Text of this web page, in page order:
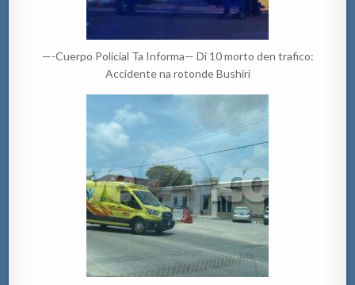
—-Cuerpo Policial Ta Informa— Di 10 morto den trafico:
Accidente na rotonde Bushiri